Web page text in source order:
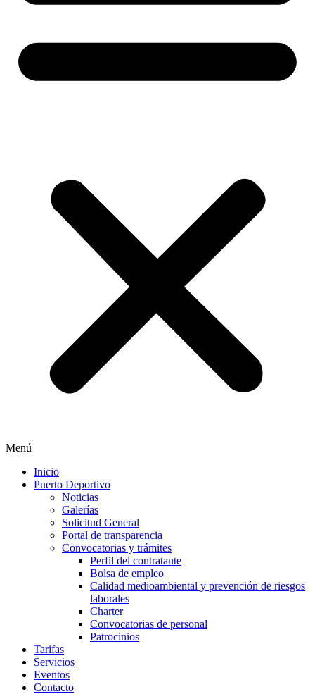
Menú
Inicio
Puerto Deportivo
Noticias
Galerías
Solicitud General
Portal de transparencia
Convocatorias y trámites
Perfil del contratante
Bolsa de empleo
Calidad medioambiental y prevención de riesgos
laborales
Charter
Convocatorias de personal
Patrocinios
Tarifas
Servicios
Eventos
Contacto